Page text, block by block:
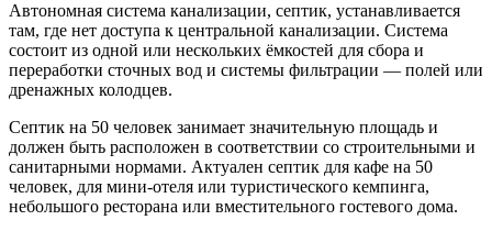
Автономная система канализации, септик, устанавливается
там, где нет доступа к центральной канализации. Система
состоит из одной или нескольких ёмкостей для сбора и
переработки сточных вод и системы фильтрации — полей или
дренажных колодцев.
Септик на 50 человек занимает значительную площадь и
должен быть расположен в соответствии со строительными и
санитарными нормами. Актуален септик для кафе на 50
человек, для мини-отеля или туристического кемпинга,
небольшого ресторана или вместительного гостевого дома.